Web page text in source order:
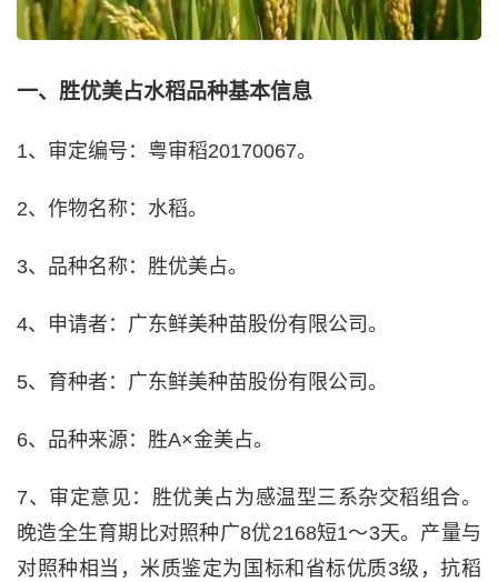
一、胜优美占水稻品种基本信息
1、审定编号：粤审稻20170067。
2、作物名称：水稻。
3、品种名称：胜优美占。
4、申请者：广东鲜美种苗股份有限公司。
5、育种者：广东鲜美种苗股份有限公司。
6、品种来源：胜A×金美占。
7、审定意见：胜优美占为感温型三系杂交稻组合。
晚造全生育期比对照种广8优2168短1～3天。产量与
对照种相当，米质鉴定为国标和省标优质3级，抗稻